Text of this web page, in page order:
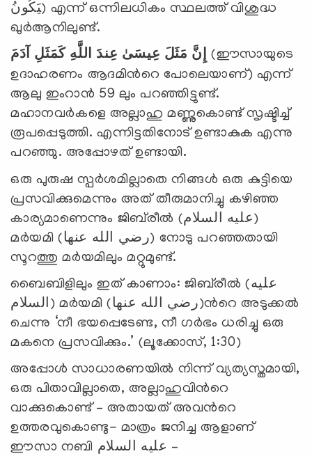
يَكُونُ) എന്ന് ഒന്നിലധികം സ്ഥലത്ത് വിശുദ്ധ
ഖുര്‍ആനിലുണ്ട്.
إِنَّ مَثَلَ عِيسَىٰ عِندَ اللَّهِ كَمَثَلِ آدَمَ
(ഈസായുടെ
ഉദാഹരണം ആദമിന്‍റെ പോലെയാണ്) എന്ന്
ആലു ഇംറാന്‍ 59 ലും പറഞ്ഞിട്ടുണ്ട്.
മഹാനവര്‍കളെ അല്ലാഹു മണ്ണുകൊണ്ട് സൃഷ്ടിച്ച്
രൂപപ്പെടുത്തി. എന്നിട്ടതിനോട് ഉണ്ടാകുക എന്നു
പറഞ്ഞു. അപ്പോഴത് ഉണ്ടായി.
ഒരു പുരുഷ സ്പര്‍ശമില്ലാതെ നിങ്ങള്‍ ഒരു കുട്ടിയെ
പ്രസവിക്കുമെന്നും അത് തീരുമാനിച്ചു കഴിഞ്ഞ
കാര്യമാണെന്നും ജിബ്‌രീല്‍ (عليه السلام)
മര്‍യമി (رضي الله عنها) നോടു പറഞ്ഞതായി
സൂറത്തു മര്‍യമിലും മറ്റുമുണ്ട്.
ബൈബിളിലും ഇത് കാണാം: ജിബ്‌രീല്‍ (عليه
السلام) മര്‍യമി (رضي الله عنها)ന്‍റെ അടുക്കല്‍
ചെന്നു ‘നീ ഭയപ്പെടേണ്ട, നീ ഗര്‍ഭം ധരിച്ചു ഒരു
മകനെ പ്രസവിക്കും.’ (ലൂക്കോസ്, 1:30)
അപ്പോള്‍ സാധാരണയില്‍ നിന്ന് വ്യത്യസ്തമായി,
ഒരു പിതാവില്ലാതെ, അല്ലാഹുവിന്‍റെ
വാക്കുകൊണ്ട് – അതായത് അവന്‍റെ
ഉത്തരവുകൊണ്ടു- മാത്രം ജനിച്ച ആളാണ്
ഈസാ നബി عليه السلام –